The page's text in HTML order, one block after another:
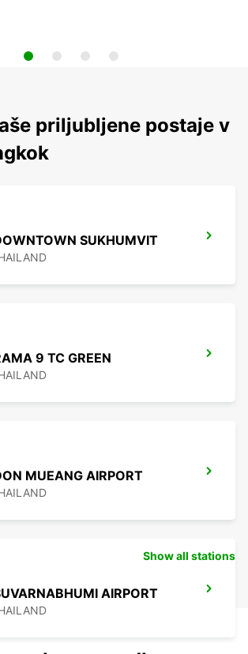
priljubljene postaje v
SUKHUMVIT
9 TC GREEN
MUEANG AIRPORT
AIRPORT
Show all stations